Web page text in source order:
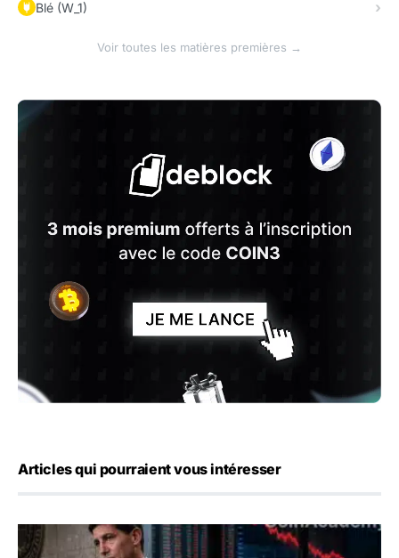
Blé (W_1)
Voir toutes les matières premières →
Articles qui pourraient vous intéresser
Kevin Warsh maintient sa communication minimaliste